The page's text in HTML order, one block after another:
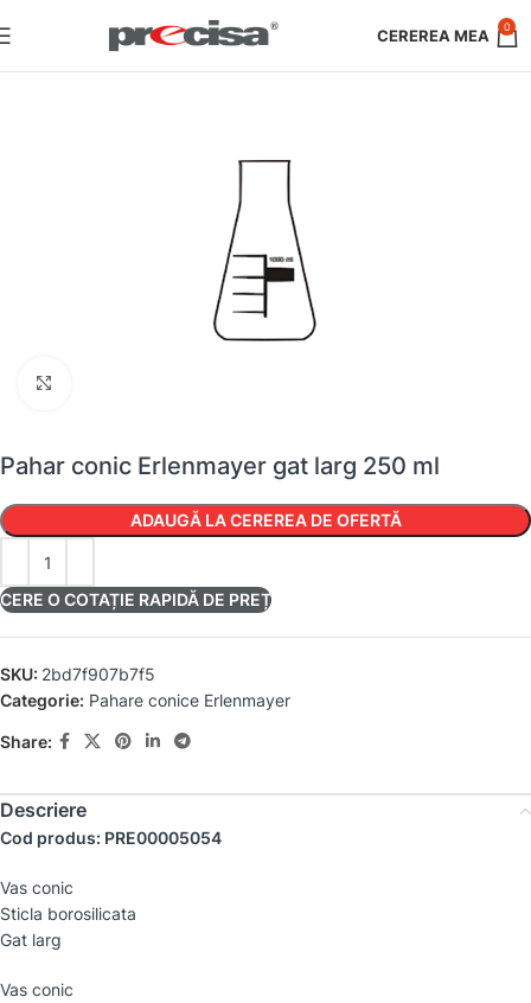
0
Pahar conic Erlenmayer gat larg 250 ml
ADAUGĂ LA CEREREA DE OFERTĂ
CERE O COTAȚIE RAPIDĂ DE PREȚ
SKU: 2bd7f907b7f5
Categorie: Pahare conice Erlenmayer
Share:
Descriere
Cod produs: PRE00005054
Vas conic
Sticla borosilicata
Gat larg
Vas conic